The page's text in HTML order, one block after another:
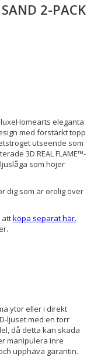
2-PACK
eleganta
med förstärkt topp
utseende som
3D REAL FLAME™-
som höjer
dig som är orolig över
attköpa separat här.
ytor eller i direkt
ljuset med en torr
då detta kan skada
manipulera inre
upphäva garantin.